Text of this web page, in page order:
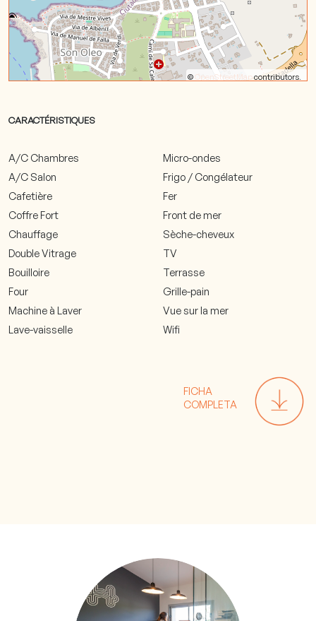
©OpenStreetMapcontributors.
CARACTÉRISTIQUES
A/C Chambres
A/C Salon
Cafetière
Coffre Fort
Chauffage
Double Vitrage
Bouilloire
Four
Machine à Laver
Lave-vaisselle
Micro-ondes
Frigo / Congélateur
Fer
Front de mer
Sèche-cheveux
TV
Terrasse
Grille-pain
Vue sur la mer
Wifi
FICHA
COMPLETA